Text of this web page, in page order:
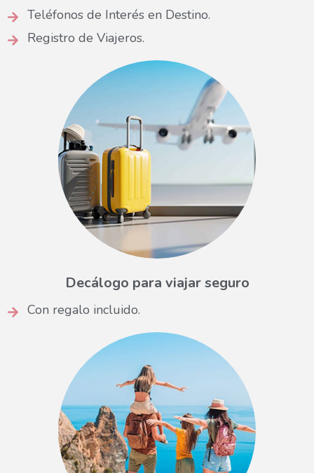
Teléfonos de Interés en Destino.
Registro de Viajeros.
Decálogo para viajar seguro
Con regalo incluido.